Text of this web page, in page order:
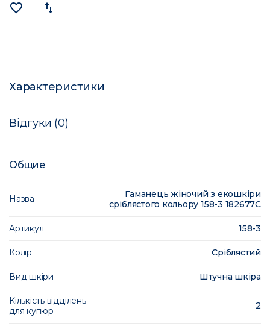
favorite_border import_export
Характеристики
Відгуки (0)
Общие
Назва
Гаманець жіночий з екошкіри
срiблястого кольору 158-3 182677C
Артикул 158-3
Колір Сріблястий
Вид шкіри Штучна шкіра
Кількість відділень
для купюр
2